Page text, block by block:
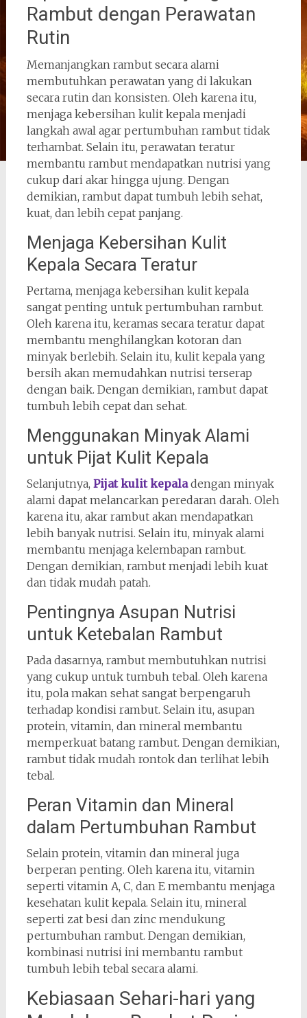
Rambut dengan Perawatan
Rutin
Memanjangkan rambut secara alami
membutuhkan perawatan yang di lakukan
secara rutin dan konsisten. Oleh karena itu,
menjaga kebersihan kulit kepala menjadi
langkah awal agar pertumbuhan rambut tidak
terhambat. Selain itu, perawatan teratur
membantu rambut mendapatkan nutrisi yang
cukup dari akar hingga ujung. Dengan
demikian, rambut dapat tumbuh lebih sehat,
kuat, dan lebih cepat panjang.
Menjaga Kebersihan Kulit
Kepala Secara Teratur
Pertama, menjaga kebersihan kulit kepala
sangat penting untuk pertumbuhan rambut.
Oleh karena itu, keramas secara teratur dapat
membantu menghilangkan kotoran dan
minyak berlebih. Selain itu, kulit kepala yang
bersih akan memudahkan nutrisi terserap
dengan baik. Dengan demikian, rambut dapat
tumbuh lebih cepat dan sehat.
Menggunakan Minyak Alami
untuk Pijat Kulit Kepala
Selanjutnya, Pijat kulit kepaladengan minyak
alami dapat melancarkan peredaran darah. Oleh
karena itu, akar rambut akan mendapatkan
lebih banyak nutrisi. Selain itu, minyak alami
membantu menjaga kelembapan rambut.
Dengan demikian, rambut menjadi lebih kuat
dan tidak mudah patah.
Pentingnya Asupan Nutrisi
untuk Ketebalan Rambut
Pada dasarnya, rambut membutuhkan nutrisi
yang cukup untuk tumbuh tebal. Oleh karena
itu, pola makan sehat sangat berpengaruh
terhadap kondisi rambut. Selain itu, asupan
protein, vitamin, dan mineral membantu
memperkuat batang rambut. Dengan demikian,
rambut tidak mudah rontok dan terlihat lebih
tebal.
Peran Vitamin dan Mineral
dalam Pertumbuhan Rambut
Selain protein, vitamin dan mineral juga
berperan penting. Oleh karena itu, vitamin
seperti vitamin A, C, dan E membantu menjaga
kesehatan kulit kepala. Selain itu, mineral
seperti zat besi dan zinc mendukung
pertumbuhan rambut. Dengan demikian,
kombinasi nutrisi ini membantu rambut
tumbuh lebih tebal secara alami.
Kebiasaan Sehari-hari yang